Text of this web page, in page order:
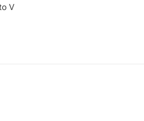
V
Cut v.1053.8.1023.1614